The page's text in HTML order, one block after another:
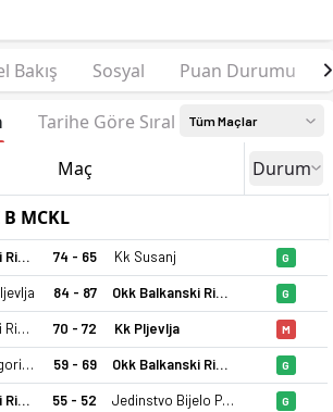
Bakış Sosyal Puan Durumu
Tarihe Göre Sırala Tüm Maçlar
Maç Durum
MCKL
Okk Balkanski Ris Plav 74 - 65 Kk Susanj G
84 - 87 Okk Balkanski Ris Plav G
Okk Balkanski Ris Plav 70 - 72 Kk Pljevlja M
Zeta 2011 Podgorica 59 - 69 Okk Balkanski Ris Plav G
Okk Balkanski Ris Plav 55 - 52 Jedinstvo Bijelo Polje 2 G